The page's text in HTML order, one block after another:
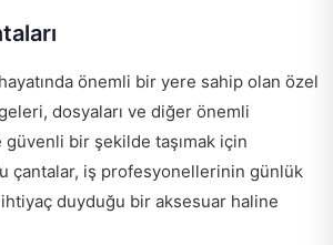
önemli bir yere sahip olan özel
dosyaları ve diğer önemli
güvenli bir şekilde taşımak için
çantalar, iş profesyonellerinin günlük
ihtiyaç duyduğu bir aksesuar haline